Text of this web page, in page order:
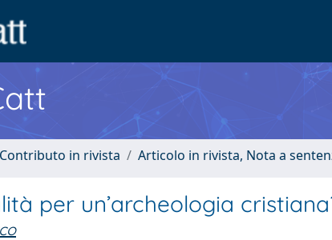
in rivista Articolo in rivista, Nota a
per un’archeologia